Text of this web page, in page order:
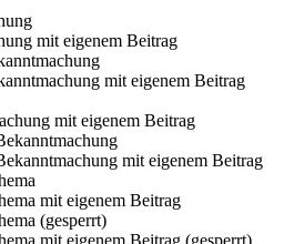
mit eigenem Beitrag
mit eigenem Beitrag
mit eigenem Beitrag
mit eigenem Beitrag
mit eigenem Beitrag
(gesperrt)